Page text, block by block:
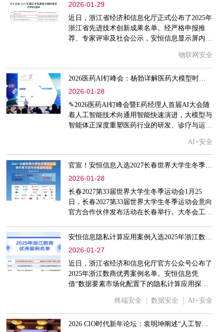
2026-01-29
近日，浙江省经济和信息化厅正式公布了2025年
浙江省先进技术创新成果名单。经严格申报推
荐、专家评审及社会公示，安恒信息显示屏内容
力，成功入选该名单，成为全省156项获认定的
先进技术创新成果之一。据悉，本次先进技术创
新成果征集评选，旨在全面推进科技创新与产业
创新深度融合，提升技术创新成果转化和产业化
水平，加快发展新质生产力，为浙江省制造业高
质量发展注入强劲动能。安
物联网安全
2026医药AI钉峰会：杨勃详解医药大模型时代的AI安全防线
2026-01-28
✎2026医药AI钉峰会暨E药经理人首届AI大会随
着人工智能技术向通用智能快速演进，大模型与
智能体正深度重塑医药行业的研发、诊疗与运营
伦理合规等问题也日益凸显，成为产业智能化转
型的关键挑战。杨勃在演讲中特别强调，网络安
全的本质是攻防双方的成本较量，而AI正在加
剧这种失衡。攻击者正利用AI技术实现低成
本、高效率、定制化的网络攻击，这使得传统基
于特征识别的防御机制日益脆弱
AI+安全
官宣！安恒信息入选2027长春世界大学生冬季运动会首批意向官方合作伙伴
2026-01-28
长春2027第33届世界大学生冬季运动会1月25
日，长春2027第33届世界大学生冬季运动会意向
官方合作伙伴发布活动在长春举行。大冬会工作
恒信息、中国第一汽车集团有限公司、吉林银行
股份有限公司、中国南方航空股份有限公司、中
国人民财产保险股份有限公司、京东集团共同启
动发布仪式，标志着长春大冬会市场开发工作正
式迈入实质性推进阶段，赛事筹备全面加速。安
恒信息首席安全官、高级
安恒信息隐私计算应用案例入选2025年浙江数商优秀案例
2026-01-27
近日，浙江省经济和信息化厅官方公众号公布了
2025年浙江数商优秀案例名单。安恒信息凭
借“数据要素市场化配置下的隐私计算应用探
终端安全
数据安全 AI+安全
2026 CIO时代新年论坛：袁明坤阐述“人工智能促进网络韧性”AI安全战略